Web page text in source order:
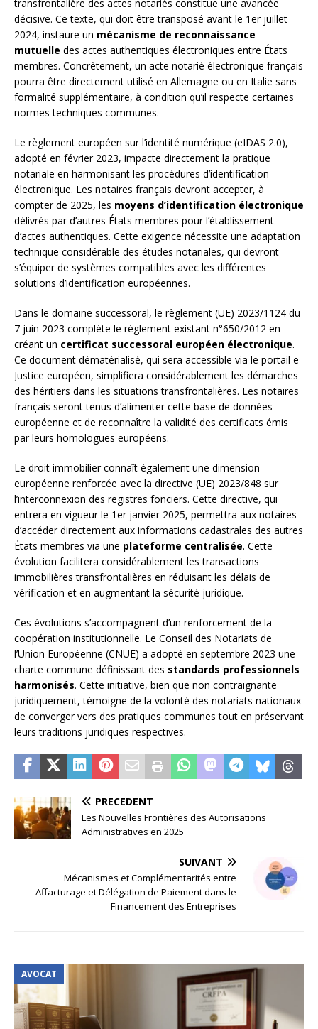
transfrontalière des actes notariés constitue une avancée
décisive. Ce texte, qui doit être transposé avant le 1er juillet
2024, instaure un mécanisme de reconnaissance
mutuelle des actes authentiques électroniques entre États
membres. Concrètement, un acte notarié électronique français
pourra être directement utilisé en Allemagne ou en Italie sans
formalité supplémentaire, à condition qu’il respecte certaines
normes techniques communes.
Le règlement européen sur l’identité numérique (eIDAS 2.0),
adopté en février 2023, impacte directement la pratique
notariale en harmonisant les procédures d’identification
électronique. Les notaires français devront accepter, à
compter de 2025, les moyens d’identification électronique
délivrés par d’autres États membres pour l’établissement
d’actes authentiques. Cette exigence nécessite une adaptation
technique considérable des études notariales, qui devront
s’équiper de systèmes compatibles avec les différentes
solutions d’identification européennes.
Dans le domaine successoral, le règlement (UE) 2023/1124 du
7 juin 2023 complète le règlement existant n°650/2012 en
créant un certificat successoral européen électronique.
Ce document dématérialisé, qui sera accessible via le portail e-
Justice européen, simplifiera considérablement les démarches
des héritiers dans les situations transfrontalières. Les notaires
français seront tenus d’alimenter cette base de données
européenne et de reconnaître la validité des certificats émis
par leurs homologues européens.
Le droit immobilier connaît également une dimension
européenne renforcée avec la directive (UE) 2023/848 sur
l’interconnexion des registres fonciers. Cette directive, qui
entrera en vigueur le 1er janvier 2025, permettra aux notaires
d’accéder directement aux informations cadastrales des autres
États membres via une plateforme centralisée. Cette
évolution facilitera considérablement les transactions
immobilières transfrontalières en réduisant les délais de
vérification et en augmentant la sécurité juridique.
Ces évolutions s’accompagnent d’un renforcement de la
coopération institutionnelle. Le Conseil des Notariats de
l’Union Européenne (CNUE) a adopté en septembre 2023 une
charte commune définissant des standards professionnels
harmonisés. Cette initiative, bien que non contraignante
juridiquement, témoigne de la volonté des notariats nationaux
de converger vers des pratiques communes tout en préservant
leurs traditions juridiques respectives.
PRÉCÉDENT
Les Nouvelles Frontières des Autorisations
Administratives en 2025
SUIVANT
Mécanismes et Complémentarités entre
Affacturage et Délégation de Paiement dans le
Financement des Entreprises
AVOCAT